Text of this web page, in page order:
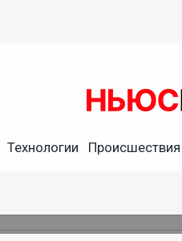
Технологии Происшествия